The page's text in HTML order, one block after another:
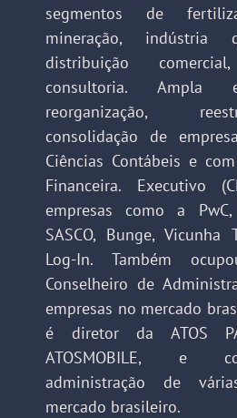
segmentos de
mineração, indústria
distribuição
consultoria. Ampla
reorganização,
consolidação de
Ciências Contábeis e
Financeira. Executivo
empresas como a
SASCO, Bunge,
Log-In. Também
Conselheiro de
empresas no mercado
é diretor da ATOS
ATOSMOBILE, e
administração de
mercado brasileiro.